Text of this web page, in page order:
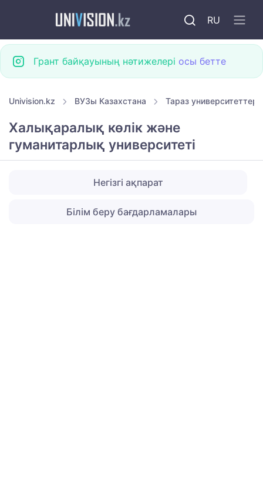
RU
Грант байқауының нәтижелері осы бетте
Univision.kz ВУЗы Казахстана Тараз университеттері
Халықаралық көлік және
гуманитарлық университеті
Негізгі ақпарат
Білім беру бағдарламалары